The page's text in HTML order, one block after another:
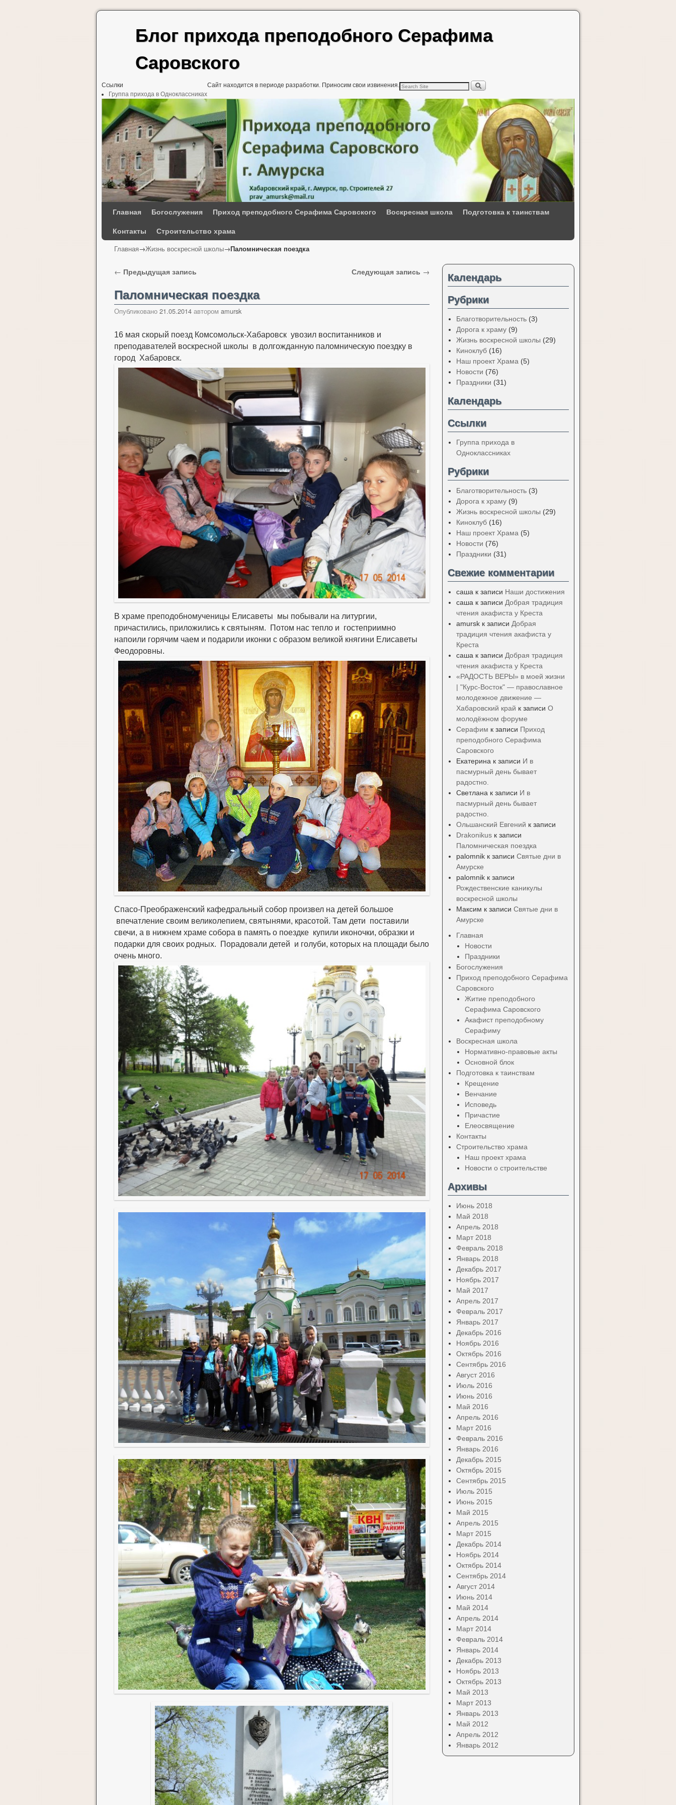
Блог прихода преподобного Серафима
Саровского
Ссылки
Группа прихода в Одноклассниках
Сайт находится в периоде разработки. Приносим свои извинения.
Главная Богослужения Приход преподобного Серафима Саровского Воскресная школа
Подготовка к таинствам
Контакты
Строительство храма
Главная→Жизнь воскресной школы→Паломническая поездка
Навигация по записям
← Предыдущая запись Следующая запись →
Паломническая поездка
Опубликовано 21.05.2014 автором amursk
16 мая скорый поезд Комсомольск-Хабаровск увозил воспитанников и
преподавателей воскресной школы в долгожданную паломническую поездку в
город Хабаровск.
В храме преподобномученицы Елисаветы мы побывали на литургии,
причастились, приложились к святыням. Потом нас тепло и гостеприимно
напоили горячим чаем и подарили иконки с образом великой княгини Елисаветы
Феодоровны.
Спасо-Преображенский кафедральный собор произвел на детей большое
впечатление своим великолепием, святынями, красотой. Там дети поставили
свечи, а в нижнем храме собора в память о поездке купили иконочки, образки и
подарки для своих родных. Порадовали детей и голуби, которых на площади было
очень много.
Календарь
Рубрики
Благотворительность (3)
Дорога к храму (9)
Жизнь воскресной школы (29)
Киноклуб (16)
Наш проект Храма (5)
Новости (76)
Праздники (31)
Календарь
Ссылки
Группа прихода в
Одноклассниках
Рубрики
Благотворительность (3)
Дорога к храму (9)
Жизнь воскресной школы (29)
Киноклуб (16)
Наш проект Храма (5)
Новости (76)
Праздники (31)
Свежие комментарии
саша к записи Наши достижения
саша к записи Добрая традиция
чтения акафиста у Креста
amursk к записи Добрая
традиция чтения акафиста у
Креста
саша к записи Добрая традиция
чтения акафиста у Креста
«РАДОСТЬ ВЕРЫ» в моей жизни
| "Курс-Восток" — православное
молодежное движение —
Хабаровский край к записиО
молодёжном форуме
Серафим к записи Приход
преподобного Серафима
Саровского
Екатерина к записи И в
пасмурный день бывает
радостно.
Светлана к записи И в
пасмурный день бывает
радостно.
Ольшанский Евгений к записи
Drakonikus к записи
Паломническая поездка
palomnik к записиСвятые дни в
Амурске
palomnik к записи
Рождественские каникулы
воскресной школы
Максим к записиСвятые дни в
Амурске
Главная
Новости
Праздники
Богослужения
Приход преподобного Серафима
Саровского
Житие преподобного
Серафима Саровского
Акафист преподобному
Серафиму
Воскресная школа
Нормативно-правовые акты
Основной блок
Подготовка к таинствам
Крещение
Венчание
Исповедь
Причастие
Елеосвящение
Контакты
Строительство храма
Наш проект храма
Новости о строительстве
Архивы
Июнь 2018
Май 2018
Апрель 2018
Март 2018
Февраль 2018
Январь 2018
Декабрь 2017
Ноябрь 2017
Май 2017
Апрель 2017
Февраль 2017
Январь 2017
Декабрь 2016
Ноябрь 2016
Октябрь 2016
Сентябрь 2016
Август 2016
Июль 2016
Июнь 2016
Май 2016
Апрель 2016
Март 2016
Февраль 2016
Январь 2016
Декабрь 2015
Октябрь 2015
Сентябрь 2015
Июль 2015
Июнь 2015
Май 2015
Апрель 2015
Март 2015
Декабрь 2014
Ноябрь 2014
Октябрь 2014
Сентябрь 2014
Август 2014
Июнь 2014
Май 2014
Апрель 2014
Март 2014
Февраль 2014
Январь 2014
Декабрь 2013
Ноябрь 2013
Октябрь 2013
Май 2013
Март 2013
Январь 2013
Май 2012
Апрель 2012
Январь 2012